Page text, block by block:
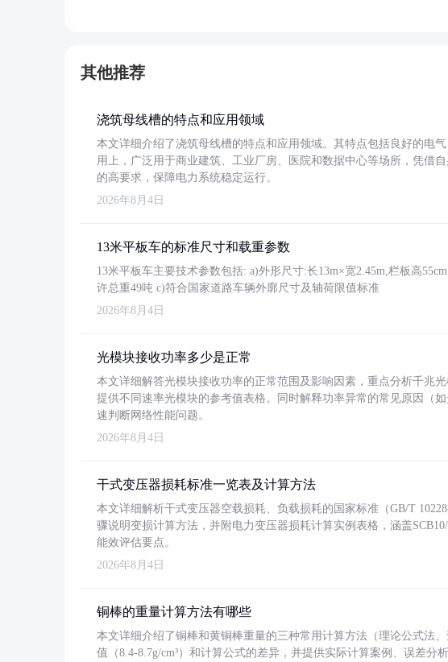
其他推荐
浇筑母线槽的特点和应用领域
本文详细介绍了浇筑母线槽的特点和应用领域。其特点包括良好的电
用上，广泛用于商业建筑、工业厂房、医院和数据中心等场所，凭借
的高要求，保障电力系统稳定运行。
2026年8月4日
13米平板车的标准尺寸和载重参数
13米平板车主要技术参数包括: a)外形尺寸:长13m×宽2.45m,栏板高
许总重49吨 c)符合国家道路车辆外廓尺寸及轴荷限值标准
2026年8月4日
光模块接收功率多少是正常
本文详细解答光模块接收功率的正常范围及影响因素，重点分析千兆
提供不同速率光模块的参考值表格。同时解释功率异常的常见原因（
速判断网络性能问题。
2026年8月4日
干式变压器损耗标准一览表及计算方法
本文详细解析干式变压器空载损耗、负载损耗的国家标准（GB/T
骤说明变损计算方法，并附电力变压器损耗计算实例表格，涵盖
能效评估要点。
2026年8月4日
铜棒的重量计算方法有哪些
本文详细介绍了铜棒和黄铜棒重量的三种常用计算方法（理论公式法
值（8.4-8.7g/cm³）和计算公式的差异，并提供实际计算案例、误差分